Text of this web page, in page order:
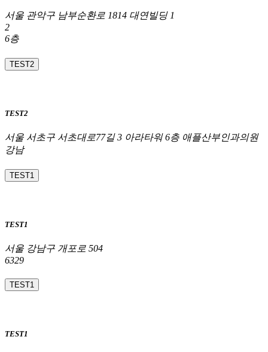
서울 관악구 남부순환로 1814 대연빌딩 1
2
6층
TEST2
TEST2
서울 서초구 서초대로77길 3 아라타워 6층 애플산부인과의원
강남
TEST1
TEST1
서울 강남구 개포로 504
6329
TEST1
TEST1